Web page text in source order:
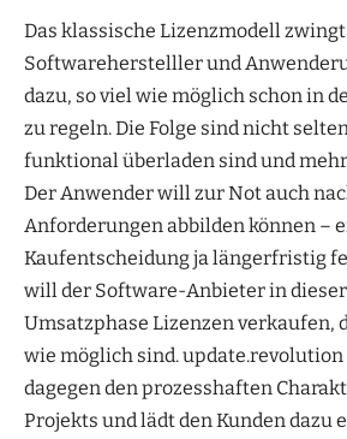
Das klassische Lizenzmodell
Softwareherstelller und
dazu, so viel wie möglich schon in
zu regeln. Die Folge sind nicht
funktional überladen sind und
Der Anwender will zur Not auch
Anforderungen abbilden können –
Kaufentscheidung ja längerfristig
will der Software-Anbieter in
Umsatzphase Lizenzen verkaufen,
wie möglich sind.
dagegen den prozesshaften
Projekts und lädt den Kunden dazu